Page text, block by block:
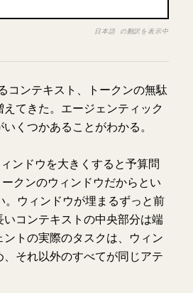
日本語 の翻訳を表示中
コンテキスト、トークンの無駄
てきた。エージェンティック
くつかあることがわかる。
ンドウを大きくすると予算問
クンのウィンドウだからとい
ウィンドウが埋まるずっと前
コンテキストの中央部分は端
トの実際のタスクは、ウィン
それ以外のすべてが同じアテ